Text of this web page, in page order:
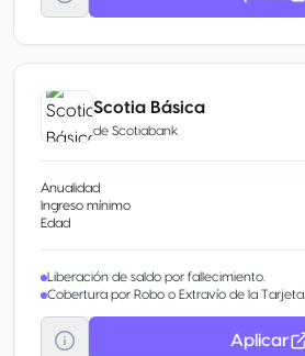
Scotia Básica
de Scotiabank
Anualidad
Ingreso mínimo
Edad
Liberación de saldo por fallecimiento.
Cobertura por Robo o Extravío de la Tarjeta.
Aplicar